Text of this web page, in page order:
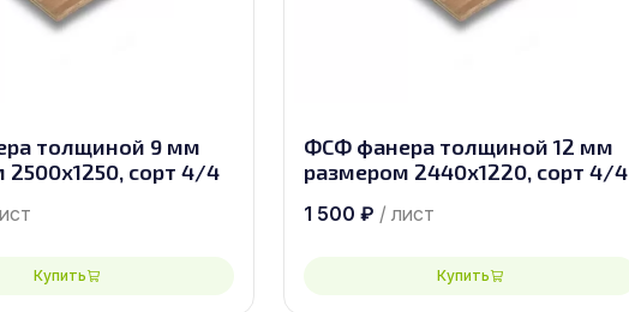
толщиной 9 мм
2500х1250, сорт 4/4
Купить
ФСФ фанера толщиной 12 мм
размером 2440х1220, сорт 4/4
1 500 ₽ / лист
Купить